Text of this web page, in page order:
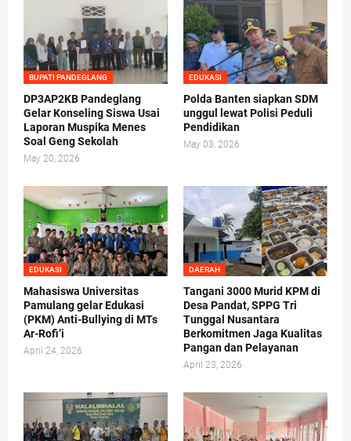
BUPATI PANDEGLANG
DP3AP2KB Pandeglang
Gelar Konseling Siswa Usai
Laporan Muspika Menes
Soal Geng Sekolah
May 20, 2026
EDUKASI
Polda Banten siapkan SDM
unggul lewat Polisi Peduli
Pendidikan
May 03, 2026
EDUKASI
Mahasiswa Universitas
Pamulang gelar Edukasi
(PKM) Anti-Bullying di MTs
Ar-Rofi’i
April 24, 2026
DAERAH
Tangani 3000 Murid KPM di
Desa Pandat, SPPG Tri
Tunggal Nusantara
Berkomitmen Jaga Kualitas
Pangan dan Pelayanan
April 23, 2026